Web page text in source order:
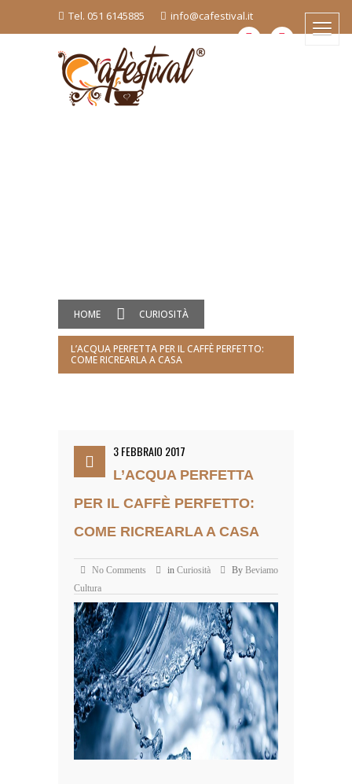
Tel. 051 6145885 info@cafestival.it
HOME CURIOSITÀ
L’ACQUA PERFETTA PER IL CAFFÈ PERFETTO:
COME RICREARLA A CASA
3 FEBBRAIO 2017
L’ACQUA PERFETTA
PER IL CAFFÈ PERFETTO:
COME RICREARLA A CASA
No Comments in Curiosità By Beviamo
Cultura